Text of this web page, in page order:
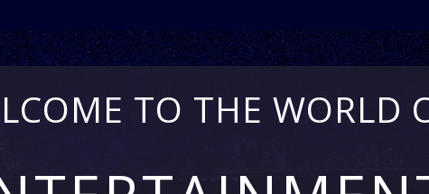
TO THE WORLD